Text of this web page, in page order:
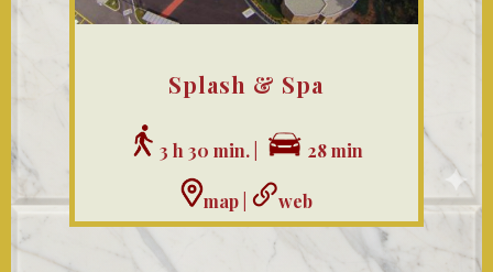
Splash & Spa
3 h 30 min. | 28 min
map| web